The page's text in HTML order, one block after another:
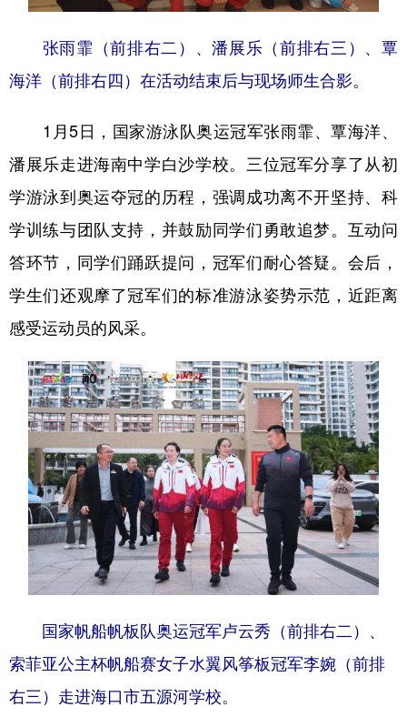
张雨霏（前排右二）、潘展乐（前排右三）、覃
海洋（前排右四）在活动结束后与现场师生合影。
1月5日，国家游泳队奥运冠军张雨霏、覃海洋、
潘展乐走进海南中学白沙学校。三位冠军分享了从初
学游泳到奥运夺冠的历程，强调成功离不开坚持、科
学训练与团队支持，并鼓励同学们勇敢追梦。互动问
答环节，同学们踊跃提问，冠军们耐心答疑。会后，
学生们还观摩了冠军们的标准游泳姿势示范，近距离
感受运动员的风采。
国家帆船帆板队奥运冠军卢云秀（前排右二）、
索菲亚公主杯帆船赛女子水翼风筝板冠军李婉（前排
右三）走进海口市五源河学校。